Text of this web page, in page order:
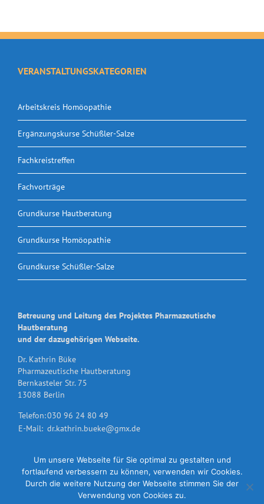
VERANSTALTUNGSKATEGORIEN
Arbeitskreis Homöopathie
Ergänzungskurse Schüßler-Salze
Fachkreistreffen
Fachvorträge
Grundkurse Hautberatung
Grundkurse Homöopathie
Grundkurse Schüßler-Salze
Betreuung und Leitung des Projektes Pharmazeutische
Hautberatung
und der dazugehörigen Webseite.
Dr. Kathrin Büke
Pharmazeutische Hautberatung
Bernkasteler Str. 75
13088 Berlin
Telefon:030 96 24 80 49
E-Mail: dr.kathrin.bueke@gmx.de
Um unsere Webseite für Sie optimal zu gestalten und
fortlaufend verbessern zu können, verwenden wir Cookies.
Durch die weitere Nutzung der Webseite stimmen Sie der
Verwendung von Cookies zu.